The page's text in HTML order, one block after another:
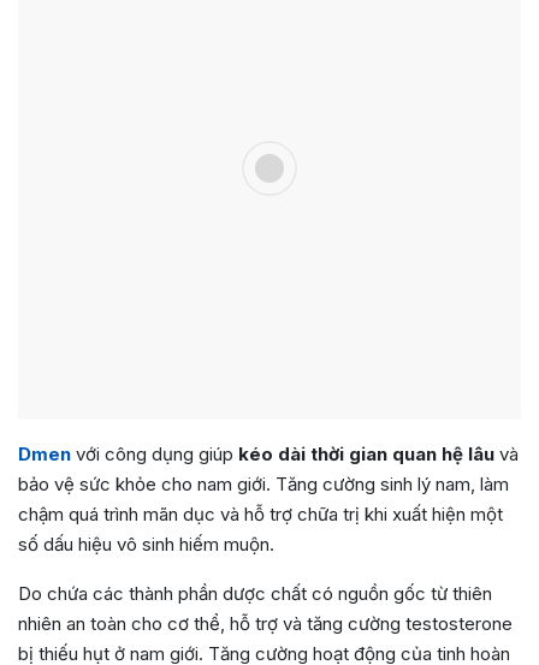
Dmen với công dụng giúp kéo dài thời gian quan hệ lâu và
bảo vệ sức khỏe cho nam giới. Tăng cường sinh lý nam, làm
chậm quá trình mãn dục và hỗ trợ chữa trị khi xuất hiện một
số dấu hiệu vô sinh hiếm muộn.
Do chứa các thành phần dược chất có nguồn gốc từ thiên
nhiên an toàn cho cơ thể, hỗ trợ và tăng cường testosterone
bị thiếu hụt ở nam giới. Tăng cường hoạt động của tinh hoàn